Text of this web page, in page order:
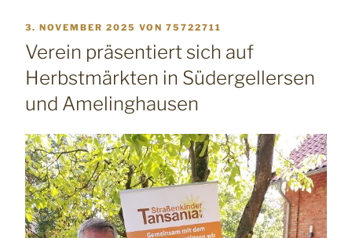
VERÖFFENTLICHT
AM
3. NOVEMBER 2025 VON 75722711
Verein präsentiert sich auf
Herbstmärkten in Südergellersen
und Amelinghausen